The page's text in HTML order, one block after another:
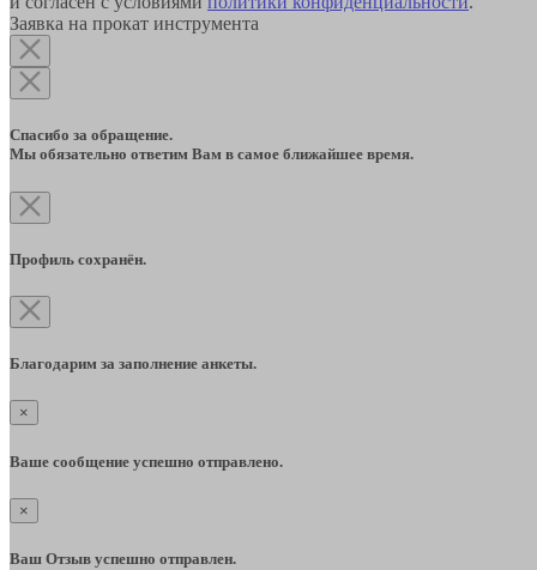
Заявка на прокат инструмента
Спасибо за обращение.
Мы обязательно ответим Вам в самое ближайшее время.
Профиль сохранён.
Благодарим за заполнение анкеты.
×
Ваше сообщение успешно отправлено.
×
Ваш Отзыв успешно отправлен.